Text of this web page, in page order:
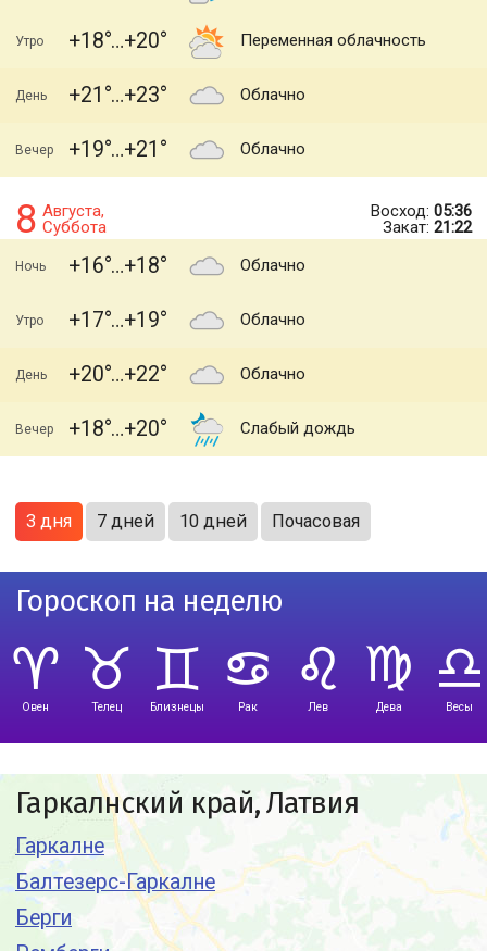
Утро +18 +20 Переменная облачность
День +21 +23 Облачно
Вечер +19 +21 Облачно
8 Августа,
Суббота
Восход: 05:36
Закат: 21:22
Ночь +16 +18 Облачно
Утро +17 +19 Облачно
День +20 +22 Облачно
Вечер +18 +20 Слабый дождь
3 дня 7 дней 10 дней Почасовая
Гороскоп на неделю
Овен Телец Близнецы Рак Лев Дева Весы
Гаркалнский край, Латвия
Гаркалне
Балтезерс-Гаркалне
Берги